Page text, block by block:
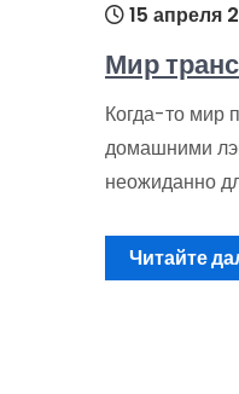
15 апреля
Мир
Когда-то мир
домашними
неожиданно
Читайте